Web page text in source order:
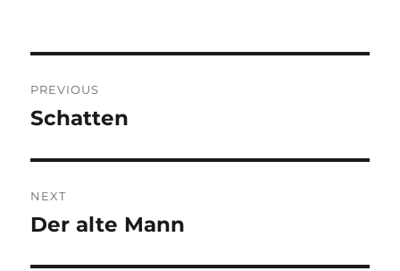
navigation
PREVIOUS
Previous
Schatten
NEXT
Next
Der alte Mann